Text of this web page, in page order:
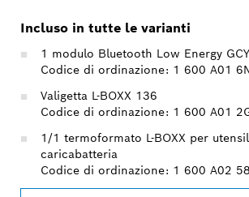
Incluso in tutte le varianti
1 modulo Bluetooth Low Energy
Codice di ordinazione: 1 600 A01
Valigetta L-BOXX 136
Codice di ordinazione: 1 600 A01
1/1 termoformato L-BOXX per
caricabatteria
Codice di ordinazione: 1 600 A02